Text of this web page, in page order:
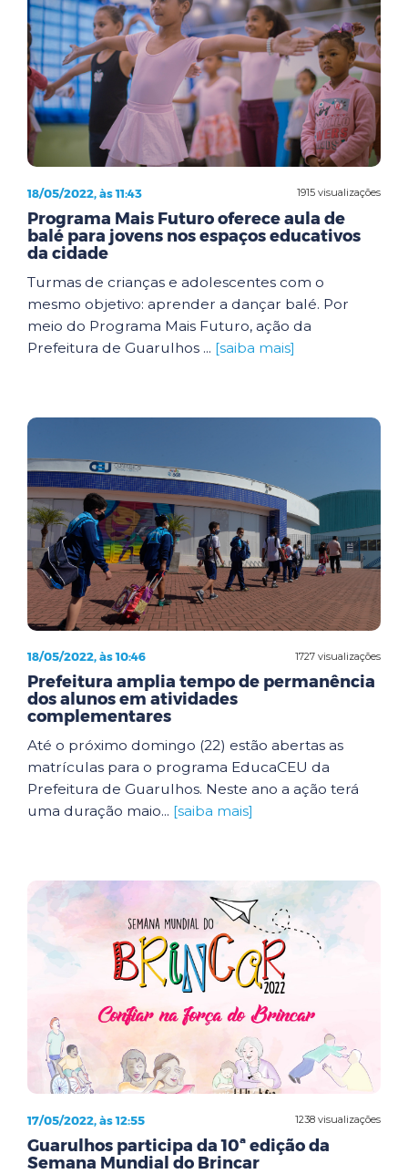
1915 visualizações
18/05/2022, às 11:43
Programa Mais Futuro oferece aula de
balé para jovens nos espaços educativos
da cidade
Turmas de crianças e adolescentes com o
mesmo objetivo: aprender a dançar balé. Por
meio do Programa Mais Futuro, ação da
Prefeitura de Guarulhos ... [saiba mais]
1727 visualizações
18/05/2022, às 10:46
Prefeitura amplia tempo de permanência
dos alunos em atividades
complementares
Até o próximo domingo (22) estão abertas as
matrículas para o programa EducaCEU da
Prefeitura de Guarulhos. Neste ano a ação terá
uma duração maio... [saiba mais]
1238 visualizações
17/05/2022, às 12:55
Guarulhos participa da 10ª edição da
Semana Mundial do Brincar